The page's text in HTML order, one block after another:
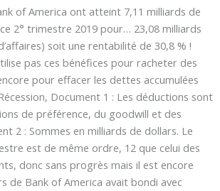
of America ont atteint 7,11 milliards de
2° trimestre 2019 pour… 23,08 milliards
soit une rentabilité de 30,8 % !
pas ces bénéfices pour racheter des
pour effacer les dettes accumulées
Document 1 : Les déductions sont
de préférence, du goodwill et des
2 : Sommes en milliards de dollars. Le
est de même ordre, 12 que celui des
donc sans progrès mais il est encore
de Bank of America avait bondi avec